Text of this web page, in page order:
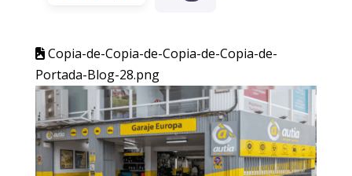
Copia-de-Copia-de-Copia-de-Copia-de-
Portada-Blog-28.png